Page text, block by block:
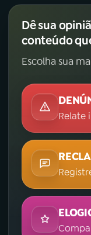
Instagram
TikTok
Dê sua
conteúdo
Escolha sua
Relate